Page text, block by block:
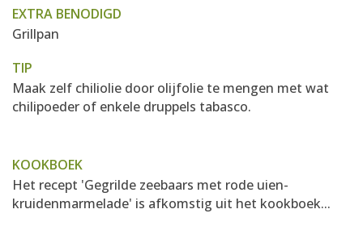
EXTRA BENODIGD
Grillpan
TIP
Maak zelf chiliolie door olijfolie te mengen met wat
chilipoeder of enkele druppels tabasco.
KOOKBOEK
Het recept 'Gegrilde zeebaars met rode uien-
kruidenmarmelade' is afkomstig uit het kookboek...